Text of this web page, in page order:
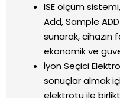
ISE ölçüm
Add, Sample
sunarak, cihazın
ekonomik ve
İyon Seçici
sonuçlar almak
elektrotu ile